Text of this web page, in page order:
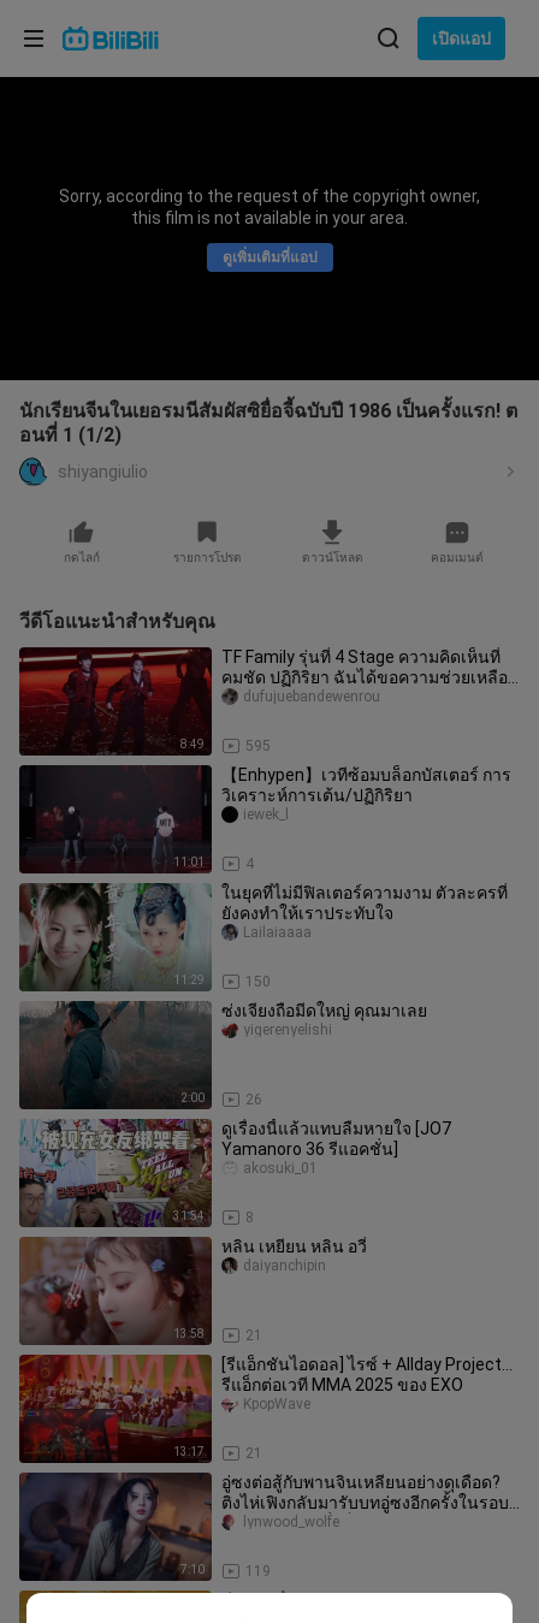
เปิดแอป
Sorry, according to the request of the copyright owner,
this film is not available in your area.
ดูเพิ่มเติมที่แอป
นักเรียนจีนในเยอรมนีสัมผัสซิยื่อจี้ฉบับปี 1986 เป็นครั้งแรก! ต
อนที่ 1 (1/2)
shiyangiulio
กดไลก์ รายการโปรด ดาวน์โหลด คอมเมนต์
วีดีโอแนะนำสำหรับคุณ
8:49
TF Family รุ่นที่ 4 Stage ความคิดเห็นที่
คมชัด ปฏิกิริยา ฉันได้ขอความช่วยเหลือ
แล้ว สัญญากับฉันว่าจะไม
595
dufujuebandewenrou
11:01
【Enhypen】เวทีซ้อมบล็อกบัสเตอร์ การ
วิเคราะห์การเต้น/ปฏิกิริยา
4
iewek_l
11:29
ในยุคที่ไม่มีฟิลเตอร์ความงาม ตัวละครที่
ยังคงทำให้เราประทับใจ
150
Lailaiaaaa
2:00
ซ่งเจียงถือมีดใหญ่ คุณมาเลย
26
yigerenyelishi
31:54
ดูเรื่องนี้แล้วแทบลืมหายใจ [JO7
Yamanoro 36 รีแอคชั่น]
8
akosuki_01
13:58
หลิน เหยียน หลิน อวี่
21
daiyanchipin
13:17
[รีแอ็กชันไอดอล] ไรซ์ + Allday Project...
รีแอ็กต่อเวที MMA 2025 ของ EXO
21
KpopWave
7:10
อู่ซงต่อสู้กับพานจินเหลียนอย่างดุเดือด?
ติงไห่เฟิงกลับมารับบทอู่ซงอีกครั้งในรอบ
20 ปี ส่วนพานจื่อก็แ
119
lynwood_wolfe
เลือกภาษา